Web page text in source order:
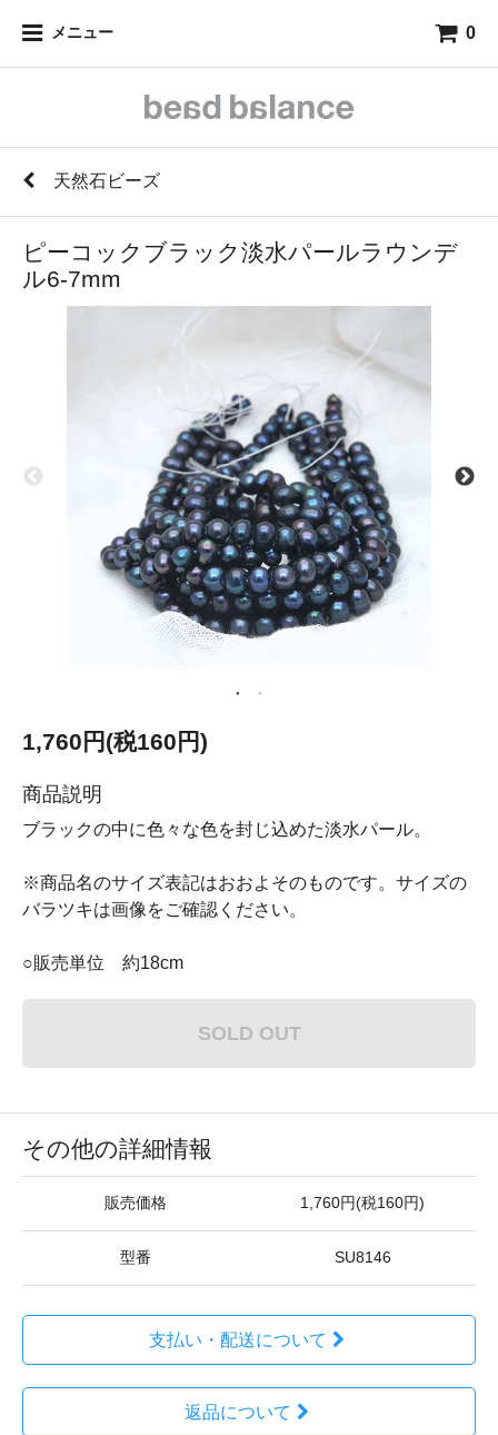
メニュー 0
天然石ビーズ
ピーコックブラック淡水パールラウンデ
ル6-7mm
1,760円(税160円)
商品説明
ブラックの中に色々な色を封じ込めた淡水パール。
※商品名のサイズ表記はおおよそのものです。サイズの
バラツキは画像をご確認ください。
○販売単位 約18cm
SOLD OUT
その他の詳細情報
販売価格 1,760円(税160円)
型番 SU8146
支払い・配送について
返品について